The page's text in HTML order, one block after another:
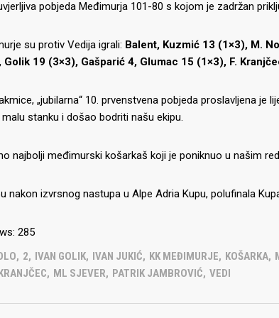
pobjeda Međimurja 101-80 s kojom je zadržan
su protiv Vedija igrali: Balent, Kuzmić 13 (1×3), M.
Golik 19 (3×3), Gašparić 4, Glumac 15 (1×3), F.
„jubilarna“ 10. prvenstvena pobjeda proslavljena je
stanku i došao bodriti našu ekipu.
najbolji međimurski košarkaš koji je poniknuo u našim
nakon izvrsnog nastupa u Alpe Adria Kupu, polufinala
285
, 2, IVAN GOLIK, IVAN JUKIĆ, KK MEĐIMURJE, KOŠARKA,
, ML SJEVER, PATRIK JAMBROVIĆ, VEDI
Krbulju
trenerski stožer
Pretkadeti U15
Dječaci U11